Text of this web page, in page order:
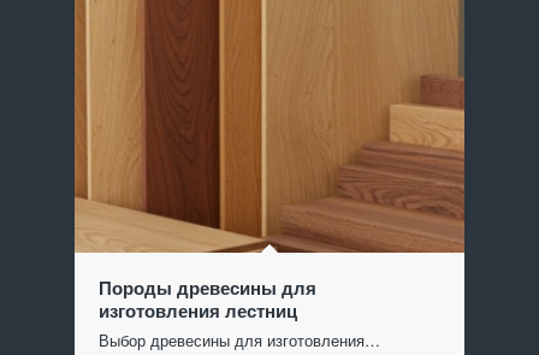
Породы древесины для
изготовления лестниц
Выбор древесины для изготовления…